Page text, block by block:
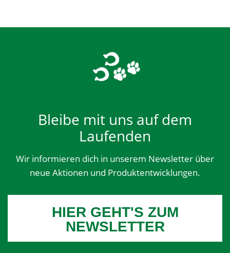
Bleibe mit uns auf dem
Laufenden
Wir informieren dich in unserem Newsletter über
neue Aktionen und Produktentwicklungen.
HIER GEHT'S ZUM
NEWSLETTER